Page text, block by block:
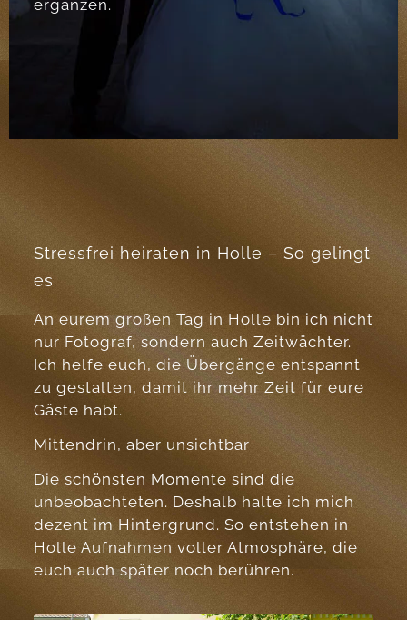
ergänzen.
Stressfrei heiraten in Holle – So gelingt
es
An eurem großen Tag in Holle bin ich nicht
nur Fotograf, sondern auch Zeitwächter.
Ich helfe euch, die Übergänge entspannt
zu gestalten, damit ihr mehr Zeit für eure
Gäste habt.
Mittendrin, aber unsichtbar
Die schönsten Momente sind die
unbeobachteten. Deshalb halte ich mich
dezent im Hintergrund. So entstehen in
Holle Aufnahmen voller Atmosphäre, die
euch auch später noch berühren.